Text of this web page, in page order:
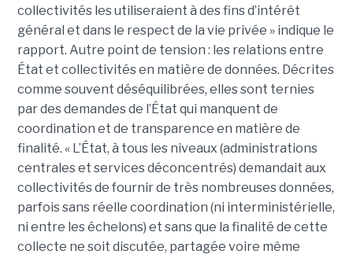
collectivités les utiliseraient à des fins d’intérêt
général et dans le respect de la vie privée » indique le
rapport. Autre point de tension : les relations entre
État et collectivités en matière de données. Décrites
comme souvent déséquilibrées, elles sont ternies
par des demandes de l’État qui manquent de
coordination et de transparence en matière de
finalité. « L’État, à tous les niveaux (administrations
centrales et services déconcentrés) demandait aux
collectivités de fournir de très nombreuses données,
parfois sans réelle coordination (ni interministérielle,
ni entre les échelons) et sans que la finalité de cette
collecte ne soit discutée, partagée voire même